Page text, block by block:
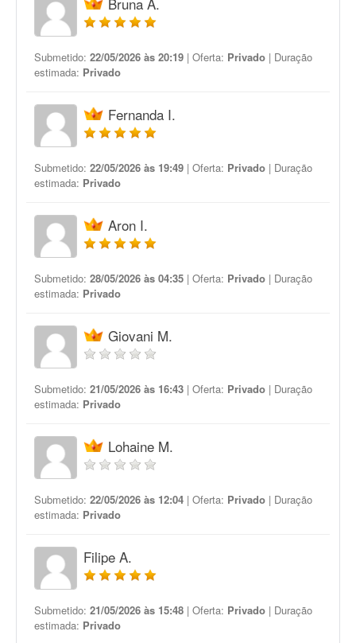
Submetido: 22/05/2026 às 20:19 | Oferta: Privado | Duração
estimada: Privado
Fernanda I.
Submetido: 22/05/2026 às 19:49 | Oferta: Privado | Duração
estimada: Privado
Aron I.
Submetido: 28/05/2026 às 04:35 | Oferta: Privado | Duração
estimada: Privado
Giovani M.
Submetido: 21/05/2026 às 16:43 | Oferta: Privado | Duração
estimada: Privado
Lohaine M.
Submetido: 22/05/2026 às 12:04 | Oferta: Privado | Duração
estimada: Privado
Filipe A.
Submetido: 21/05/2026 às 15:48 | Oferta: Privado | Duração
estimada: Privado